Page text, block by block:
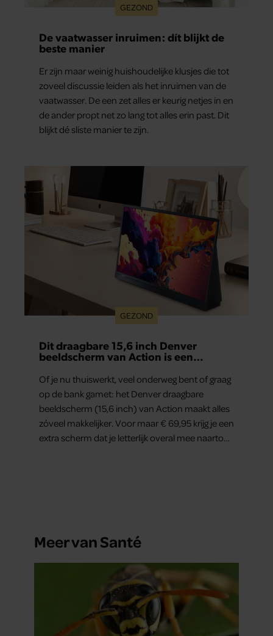
GEZOND
De vaatwasser inruimen: dít blijkt de
beste manier
Er zijn maar weinig huishoudelijke klusjes die tot
zoveel discussie leiden als het inruimen van de
vaatwasser. De een zet alles er keurig netjes in en
de ander propt net zo lang tot alles erin past. Dit
blijkt dé sliste manier te zijn.
GEZOND
Dit draagbare 15,6 inch Denver
beeldscherm van Action is een
binge-watchers
Of je nu thuiswerkt, veel onderweg bent of graag
op de bank gamet: het Denver draagbare
beeldscherm (15,6 inch) van Action maakt alles
zóveel makkelijker. Voor maar € 69,95 krijg je een
extra scherm dat je letterlijk overal mee naartoe
Meer van Santé